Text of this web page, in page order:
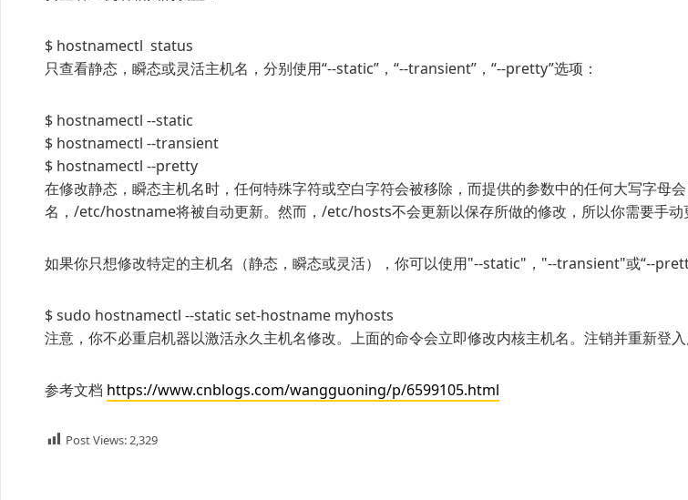
$ hostnamectl status
只查看静态，瞬态或灵活主机名，分别使用“--static”，“--transient”，“--pretty”选项：
$ hostnamectl --static
$ hostnamectl --transient
$ hostnamectl --pretty
在修改静态，瞬态主机名时，任何特殊字符或空白字符会被移除，而提供的参数中的任何大写字母
名，/etc/hostname将被自动更新。然而，/etc/hosts不会更新以保存所做的修改，所以你需要手动
如果你只想修改特定的主机名（静态，瞬态或灵活），你可以使用"--static"，"--transient"或“--
$ sudo hostnamectl --static set-hostname myhosts
注意，你不必重启机器以激活永久主机名修改。上面的命令会立即修改内核主机名。注销并重新登
参考文档 https://www.cnblogs.com/wangguoning/p/6599105.html
Post Views:2,329